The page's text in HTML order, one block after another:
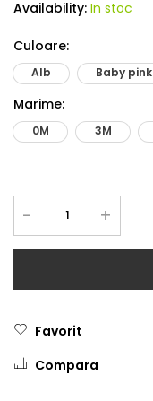
Availability: In stoc
Culoare:
Alb Baby pink
Marime:
0M 3M
- +
Favorit
Compara